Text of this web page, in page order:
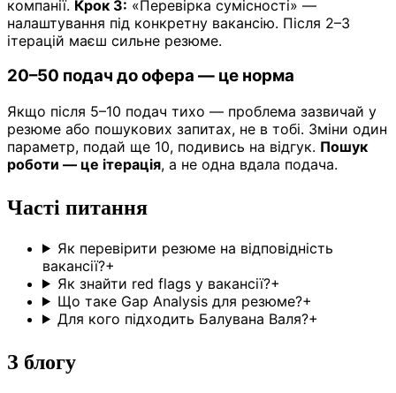
компанії. Крок 3: «Перевірка сумісності» —
налаштування під конкретну вакансію. Після 2–3
ітерацій маєш сильне резюме.
20–50 подач до офера — це норма
Якщо після 5–10 подач тихо — проблема зазвичай у
резюме або пошукових запитах, не в тобі. Зміни один
параметр, подай ще 10, подивись на відгук. Пошук
роботи — це ітерація, а не одна вдала подача.
Часті питання
Як перевірити резюме на відповідність
вакансії?+
Як знайти red flags у вакансії?+
Що таке Gap Analysis для резюме?+
Для кого підходить Балувана Валя?+
З блогу